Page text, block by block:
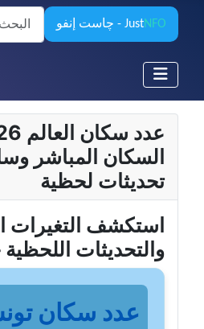
JustNFO - چاست إنفو
البحث
السكان المباشر
تحديثات لحظية
استكشف التغيرات
والتحديثات
عدد سكان